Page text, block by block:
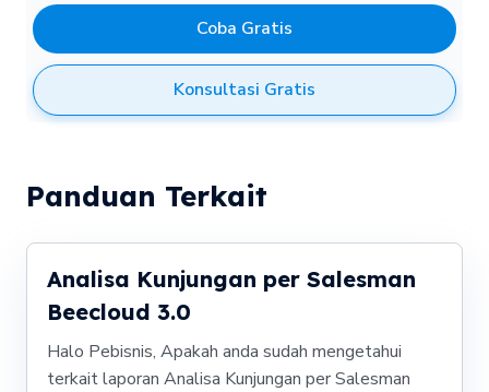
Coba Gratis
Konsultasi Gratis
Panduan Terkait
Analisa Kunjungan per Salesman
Beecloud 3.0
Halo Pebisnis, Apakah anda sudah mengetahui
terkait laporan Analisa Kunjungan per Salesman